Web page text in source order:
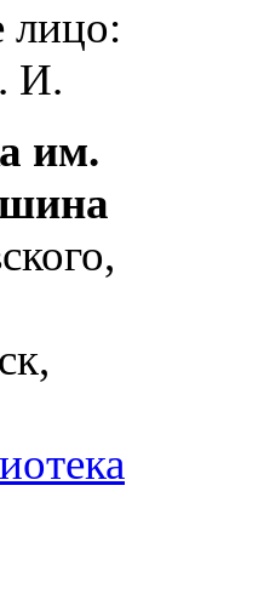
лицо:
И.
им.
,